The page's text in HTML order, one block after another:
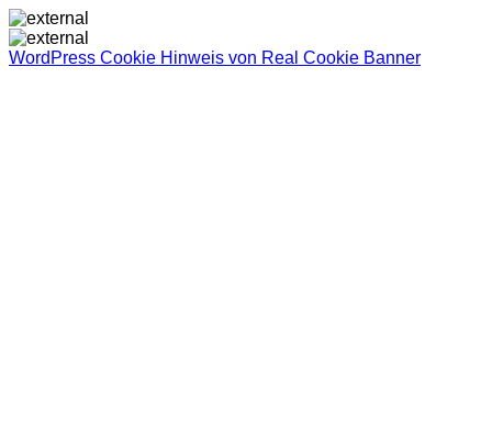
WordPress Cookie Hinweis von Real Cookie Banner